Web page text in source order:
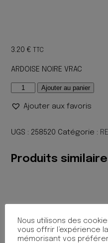
3.20€ TTC
ARDOISE NOIRE VRAC
quantité
ARDOISE
VRAC
Ajouter au panier
Ajouter aux favoris
UGS : 258520 Catégorie :
Produits
Nous utilisons des
vous offrir l’expérience
mémorisant vos